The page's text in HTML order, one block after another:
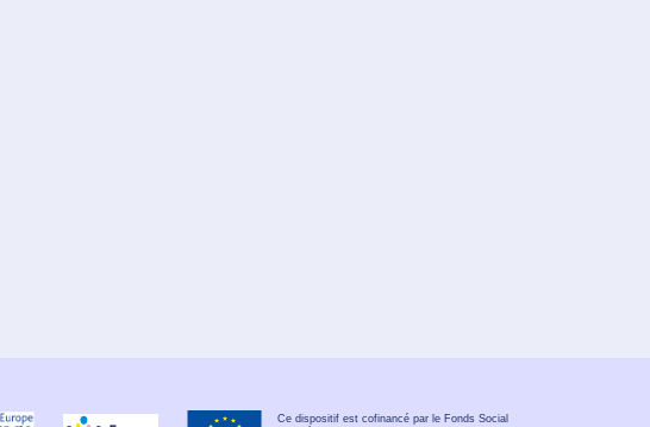
Ce dispositif est cofinancé par le Fonds Social